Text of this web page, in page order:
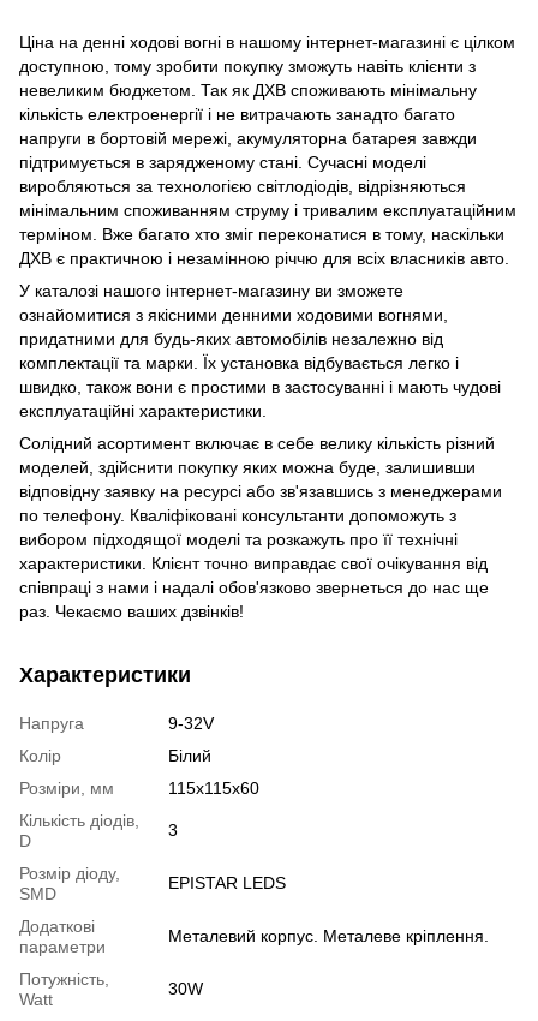
Ціна на денні ходові вогні в нашому інтернет-магазині є цілком
доступною, тому зробити покупку зможуть навіть клієнти з
невеликим бюджетом. Так як ДХВ споживають мінімальну
кількість електроенергії і не витрачають занадто багато
напруги в бортовій мережі, акумуляторна батарея завжди
підтримується в зарядженому стані. Сучасні моделі
виробляються за технологією світлодіодів, відрізняються
мінімальним споживанням струму і тривалим експлуатаційним
терміном. Вже багато хто зміг переконатися в тому, наскільки
ДХВ є практичною і незамінною річчю для всіх власників авто.
У каталозі нашого інтернет-магазину ви зможете
ознайомитися з якісними денними ходовими вогнями,
придатними для будь-яких автомобілів незалежно від
комплектації та марки. Їх установка відбувається легко і
швидко, також вони є простими в застосуванні і мають чудові
експлуатаційні характеристики.
Солідний асортимент включає в себе велику кількість різний
моделей, здійснити покупку яких можна буде, залишивши
відповідну заявку на ресурсі або зв'язавшись з менеджерами
по телефону. Кваліфіковані консультанти допоможуть з
вибором підходящої моделі та розкажуть про її технічні
характеристики. Клієнт точно виправдає свої очікування від
співпраці з нами і надалі обов'язково звернеться до нас ще
раз. Чекаємо ваших дзвінків!
Характеристики
Напруга
9-32V
Колір
Білий
Розміри, мм
115x115x60
Кількість діодів,
D
3
Розмір діоду,
SMD
EPISTAR LEDS
Додаткові
параметри
Металевий корпус. Металеве кріплення.
Потужність,
Watt
30W